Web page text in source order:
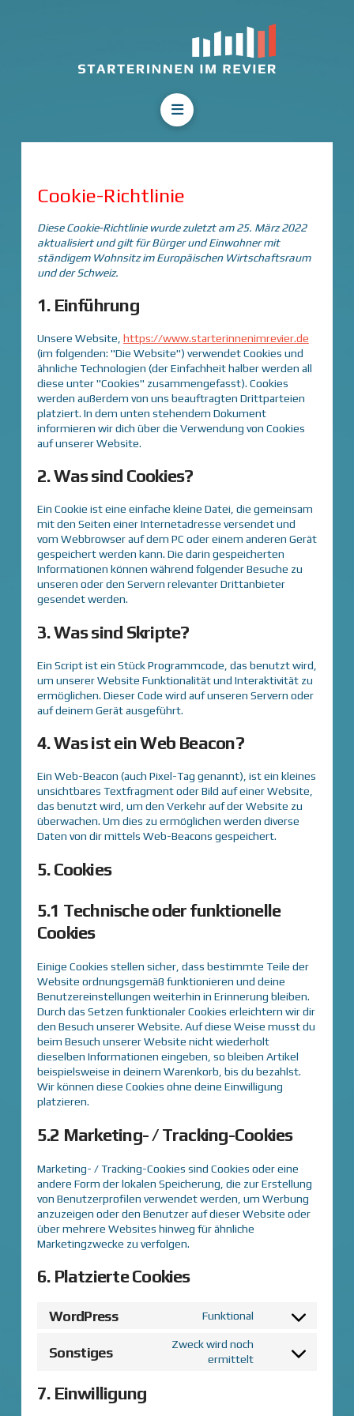
Cookie-Richtlinie
Diese Cookie-Richtlinie wurde zuletzt am 25. März 2022
aktualisiert und gilt für Bürger und Einwohner mit
ständigem Wohnsitz im Europäischen Wirtschaftsraum
und der Schweiz.
1. Einführung
Unsere Website, https://www.starterinnenimrevier.de
(im folgenden: "Die Website") verwendet Cookies und
ähnliche Technologien (der Einfachheit halber werden all
diese unter "Cookies" zusammengefasst). Cookies
werden außerdem von uns beauftragten Drittparteien
platziert. In dem unten stehendem Dokument
informieren wir dich über die Verwendung von Cookies
auf unserer Website.
2. Was sind Cookies?
Ein Cookie ist eine einfache kleine Datei, die gemeinsam
mit den Seiten einer Internetadresse versendet und
vom Webbrowser auf dem PC oder einem anderen Gerät
gespeichert werden kann. Die darin gespeicherten
Informationen können während folgender Besuche zu
unseren oder den Servern relevanter Drittanbieter
gesendet werden.
3. Was sind Skripte?
Ein Script ist ein Stück Programmcode, das benutzt wird,
um unserer Website Funktionalität und Interaktivität zu
ermöglichen. Dieser Code wird auf unseren Servern oder
auf deinem Gerät ausgeführt.
4. Was ist ein Web Beacon?
Ein Web-Beacon (auch Pixel-Tag genannt), ist ein kleines
unsichtbares Textfragment oder Bild auf einer Website,
das benutzt wird, um den Verkehr auf der Website zu
überwachen. Um dies zu ermöglichen werden diverse
Daten von dir mittels Web-Beacons gespeichert.
5. Cookies
5.1 Technische oder funktionelle
Cookies
Einige Cookies stellen sicher, dass bestimmte Teile der
Website ordnungsgemäß funktionieren und deine
Benutzereinstellungen weiterhin in Erinnerung bleiben.
Durch das Setzen funktionaler Cookies erleichtern wir dir
den Besuch unserer Website. Auf diese Weise musst du
beim Besuch unserer Website nicht wiederholt
dieselben Informationen eingeben, so bleiben Artikel
beispielsweise in deinem Warenkorb, bis du bezahlst.
Wir können diese Cookies ohne deine Einwilligung
platzieren.
5.2 Marketing- / Tracking-Cookies
Marketing- / Tracking-Cookies sind Cookies oder eine
andere Form der lokalen Speicherung, die zur Erstellung
von Benutzerprofilen verwendet werden, um Werbung
anzuzeigen oder den Benutzer auf dieser Website oder
über mehrere Websites hinweg für ähnliche
Marketingzwecke zu verfolgen.
6. Platzierte Cookies
WordPress Funktional
Consent
service
Sonstiges
Zweck wird noch
ermittelt
Consent
7. Einwilligung